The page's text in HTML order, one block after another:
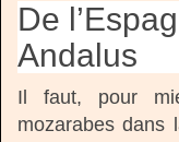
De
Andalus
Il faut, pour
mozarabes dans